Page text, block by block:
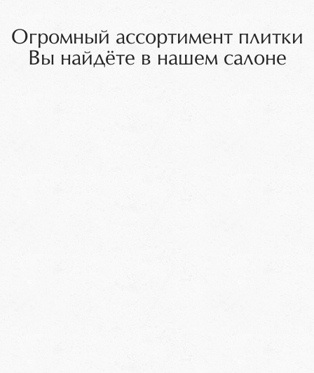
Огромный ассортимент плитки
Вы найдёте в нашем салоне